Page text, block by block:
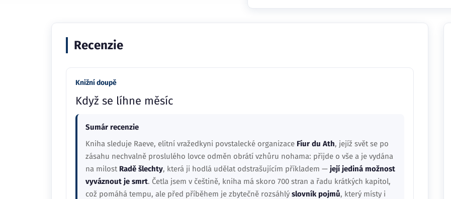
Recenzie
Knižní doupě
Když se líhne měsíc
Sumár recenzie
Kniha sleduje Raeve, elitní vražedkyni povstalecké organizace Fíur du Ath, jejíž svět se po
zásahu nechvalně proslulého lovce odměn obrátí vzhůru nohama: přijde o vše a je vydána
na milost Radě šlechty, která ji hodlá udělat odstrašujícím příkladem — její jediná možnost
vyváznout je smrt. Četla jsem v češtině, kniha má skoro 700 stran a řadu krátkých kapitol,
což pomáhá tempu, ale před příběhem je zbytečně rozsáhlý slovník pojmů, který místy i